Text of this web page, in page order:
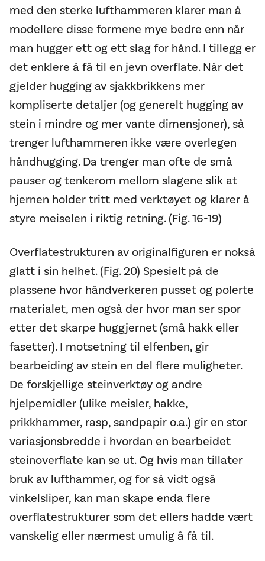
med den sterke lufthammeren klarer man å
modellere disse formene mye bedre enn når
man hugger ett og ett slag for hånd. I tillegg er
det enklere å få til en jevn overflate. Når det
gjelder hugging av sjakkbrikkens mer
kompliserte detaljer (og generelt hugging av
stein i mindre og mer vante dimensjoner), så
trenger lufthammeren ikke være overlegen
håndhugging. Da trenger man ofte de små
pauser og tenkerom mellom slagene slik at
hjernen holder tritt med verktøyet og klarer å
styre meiselen i riktig retning. (Fig. 16-19)
Overflatestrukturen av originalfiguren er nokså
glatt i sin helhet. (Fig. 20) Spesielt på de
plassene hvor håndverkeren pusset og polerte
materialet, men også der hvor man ser spor
etter det skarpe huggjernet (små hakk eller
fasetter). I motsetning til elfenben, gir
bearbeiding av stein en del flere muligheter.
De forskjellige steinverktøy og andre
hjelpemidler (ulike meisler, hakke,
prikkhammer, rasp, sandpapir o.a.) gir en stor
variasjonsbredde i hvordan en bearbeidet
steinoverflate kan se ut. Og hvis man tillater
bruk av lufthammer, og for så vidt også
vinkelsliper, kan man skape enda flere
overflatestrukturer som det ellers hadde vært
vanskelig eller nærmest umulig å få til.